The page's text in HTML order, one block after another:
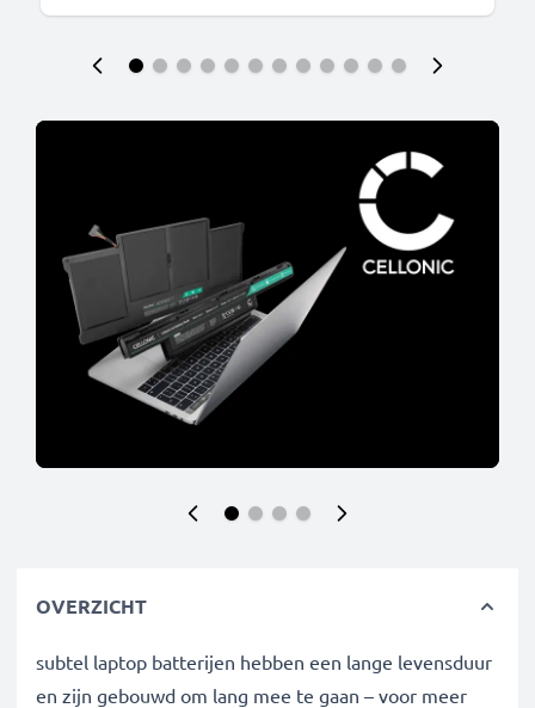
OVERZICHT
subtel laptop batterijen hebben een lange levensduur
en zijn gebouwd om lang mee te gaan – voor meer